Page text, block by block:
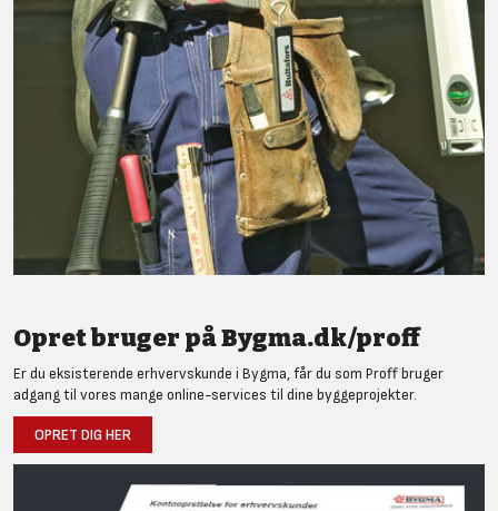
Opret bruger på Bygma.dk/proff
Er du eksisterende erhvervskunde i Bygma, får du som Proff bruger
adgang til vores mange online-services til dine byggeprojekter.
OPRET DIG HER